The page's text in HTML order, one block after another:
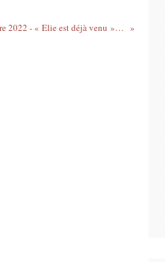
Samedi 10 décembre 2022 - « Elie est déjà venu » (Ben Sira 48, Mt 17)